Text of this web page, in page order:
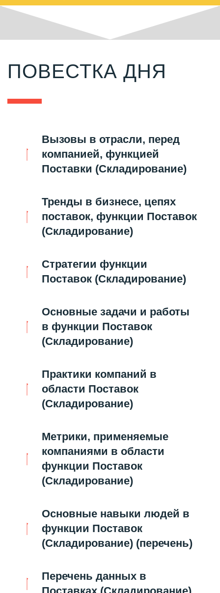
ПОВЕСТКА ДНЯ
Вызовы в отрасли, перед
компанией, функцией
Поставки (Складирование)
Тренды в бизнесе, цепях
поставок, функции Поставок
(Складирование)
Стратегии функции
Поставок (Складирование)
Основные задачи и работы
в функции Поставок
(Складирование)
Практики компаний в
области Поставок
(Складирование)
Метрики, применяемые
компаниями в области
функции Поставок
(Складирование)
Основные навыки людей в
функции Поставок
(Складирование) (перечень)
Перечень данных в